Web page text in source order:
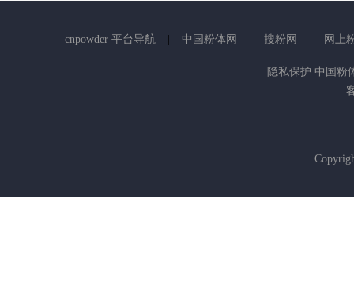
cnpowder 平台导航 中国粉体网 搜粉网 网上
隐私保护 中国粉